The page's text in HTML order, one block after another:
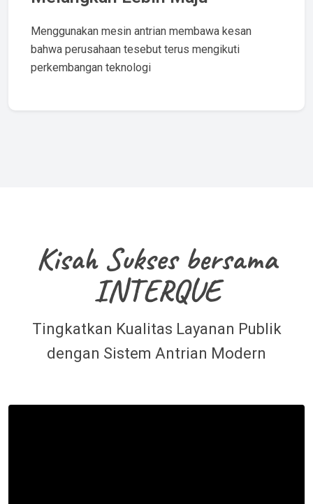
Menggunakan mesin antrian membawa kesan
bahwa perusahaan tesebut terus mengikuti
perkembangan teknologi
Kisah Sukses bersama
INTERQUE
Tingkatkan Kualitas Layanan Publik
dengan Sistem Antrian Modern